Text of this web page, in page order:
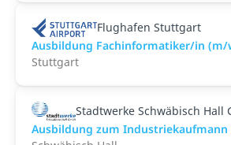
Flughafen Stuttgart
Ausbildung Fachinformatiker/in
Stuttgart
Stadtwerke Schwäbisch Hall
Ausbildung zum